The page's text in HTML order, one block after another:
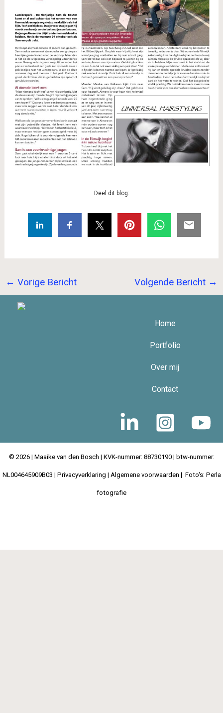
Deel dit blog:
← Vorige Bericht Volgende Bericht →
Home
Portfolio
Over mij
Contact
© 2026 | Maaike van den Bosch | KVK-nummer: 88730190 | btw-nummer:
NL004645909B03 | Privacyverklaring | Algemene voorwaarden |Foto's: Perla
fotografie